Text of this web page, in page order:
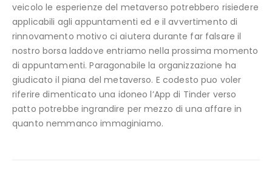
veicolo le esperienze del metaverso potrebbero risiedere
applicabili agli appuntamenti ed e il avvertimento di
rinnovamento motivo ci aiutera durante far falsare il
nostro borsa laddove entriamo nella prossima momento
di appuntamenti. Paragonabile la organizzazione ha
giudicato il piana del metaverso. E codesto puo voler
riferire dimenticato una idoneo l’App di Tinder verso
patto potrebbe ingrandire per mezzo di una affare in
quanto nemmanco immaginiamo.